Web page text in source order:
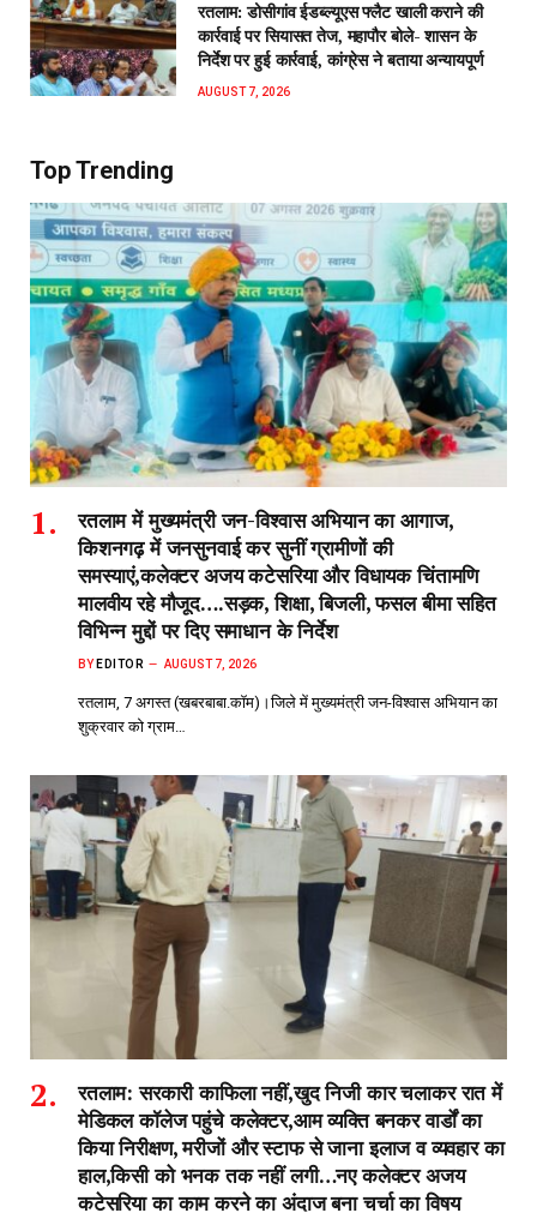
रतलाम: डोसीगांव ईडब्ल्यूएस फ्लैट खाली कराने की
कार्रवाई पर सियासत तेज, महापौर बोले- शासन के
निर्देश पर हुई कार्रवाई, कांग्रेस ने बताया अन्यायपूर्ण
AUGUST 7, 2026
Top Trending
रतलाम में मुख्यमंत्री जन-विश्वास अभियान का आगाज,
किशनगढ़ में जनसुनवाई कर सुनीं ग्रामीणों की
समस्याएं,कलेक्टर अजय कटेसरिया और विधायक चिंतामणि
मालवीय रहे मौजूद….सड़क, शिक्षा, बिजली, फसल बीमा सहित
विभिन्न मुद्दों पर दिए समाधान के निर्देश
BY EDITOR AUGUST 7, 2026
रतलाम, 7 अगस्त (खबरबाबा.कॉम)।जिले में मुख्यमंत्री जन-विश्वास अभियान का
शुक्रवार को ग्राम…
रतलाम: सरकारी काफिला नहीं,खुद निजी कार चलाकर रात में
मेडिकल कॉलेज पहुंचे कलेक्टर,आम व्यक्ति बनकर वार्डों का
किया निरीक्षण, मरीजों और स्टाफ से जाना इलाज व व्यवहार का
हाल,किसी को भनक तक नहीं लगी…नए कलेक्टर अजय
कटेसरिया का काम करने का अंदाज बना चर्चा का विषय